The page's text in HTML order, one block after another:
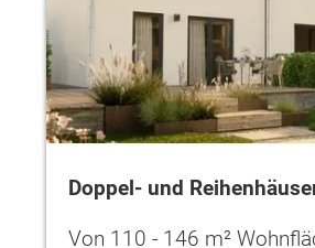
Doppel- und
Von 110 - 146 m²